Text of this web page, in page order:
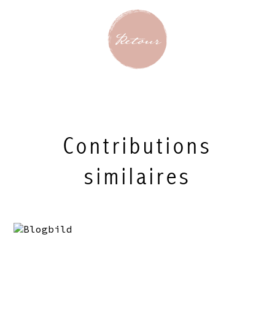
Contributions
similaires